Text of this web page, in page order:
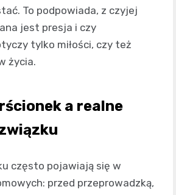
To podpowiada, z czyjej
jest presja i czy
tylko miłości, czy też
życia.
a realne
często pojawiają się w
przed przeprowadzką,